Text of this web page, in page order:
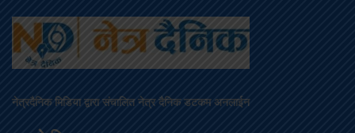
नेत्रदैनिक मिडिया द्वारा संचालित नेत्र दैनिक डटकम अनलाईन